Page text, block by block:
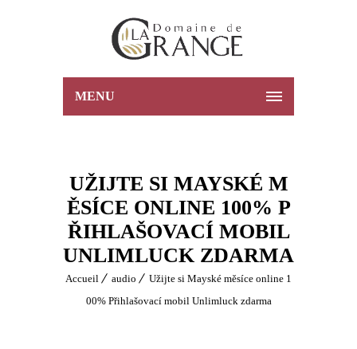
MENU
UŽIJTE SI MAYSKÉ M
ĚSÍCE ONLINE 100% P
ŘIHLAŠOVACÍ MOBIL
UNLIMLUCK ZDARMA
Accueil audio
Užijte si Mayské měsíce online 1
00% Přihlašovací mobil Unlimluck zdarma